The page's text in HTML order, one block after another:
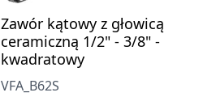
Zawór kątowy z głowicą
ceramiczną 1/2" - 3/8" -
kwadratowy
VFA_B62S